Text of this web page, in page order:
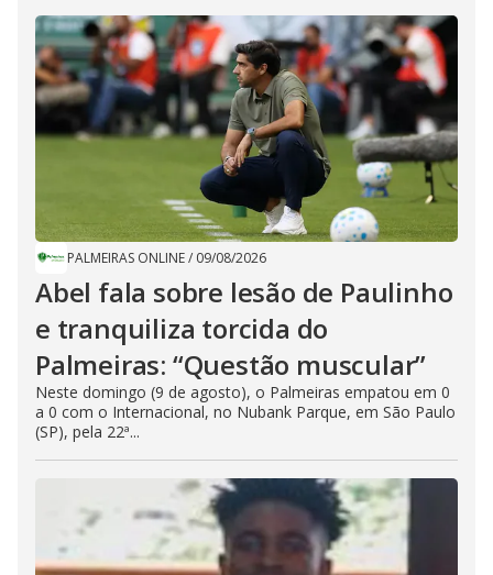
PALMEIRAS ONLINE/ 09/08/2026
Abel fala sobre lesão de Paulinho
e tranquiliza torcida do
Palmeiras: “Questão muscular”
Neste domingo (9 de agosto), o Palmeiras empatou em 0
a 0 com o Internacional, no Nubank Parque, em São Paulo
(SP), pela 22ª...